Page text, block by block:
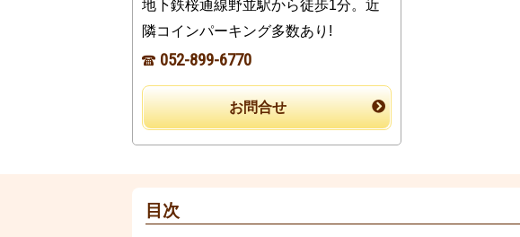
地下鉄桜通線野並駅から徒歩1分。近
隣コインパーキング多数あり!
052-899-6770
お問合せ
目次